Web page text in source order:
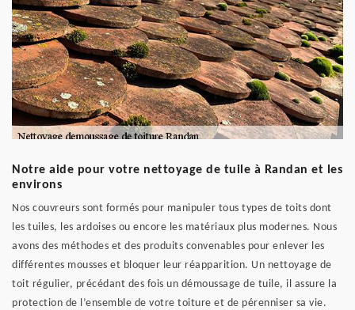
Notre aide pour votre nettoyage de tuile à Randan et les
environs
Nos couvreurs sont formés pour manipuler tous types de toits dont
les tuiles, les ardoises ou encore les matériaux plus modernes. Nous
avons des méthodes et des produits convenables pour enlever les
différentes mousses et bloquer leur réapparition. Un nettoyage de
toit régulier, précédant des fois un démoussage de tuile, il assure la
protection de l’ensemble de votre toiture et de pérenniser sa vie.